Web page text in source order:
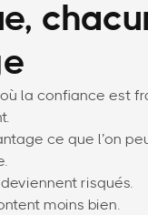
où la confiance est
ce que l’on
risqués.
moins bien.